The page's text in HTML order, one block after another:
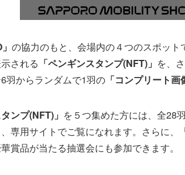
の協力のもと、会場内の４つのスポッ
される 「ペンギンスタンプ(NFT)」 を、
羽からランダムで1羽の 「コンプリート画
ンプ(NFT)」 を５つ集めた方には、全28
専用サイトでご覧になれます。さらに、
賞品が当たる抽選会にも参加できます。